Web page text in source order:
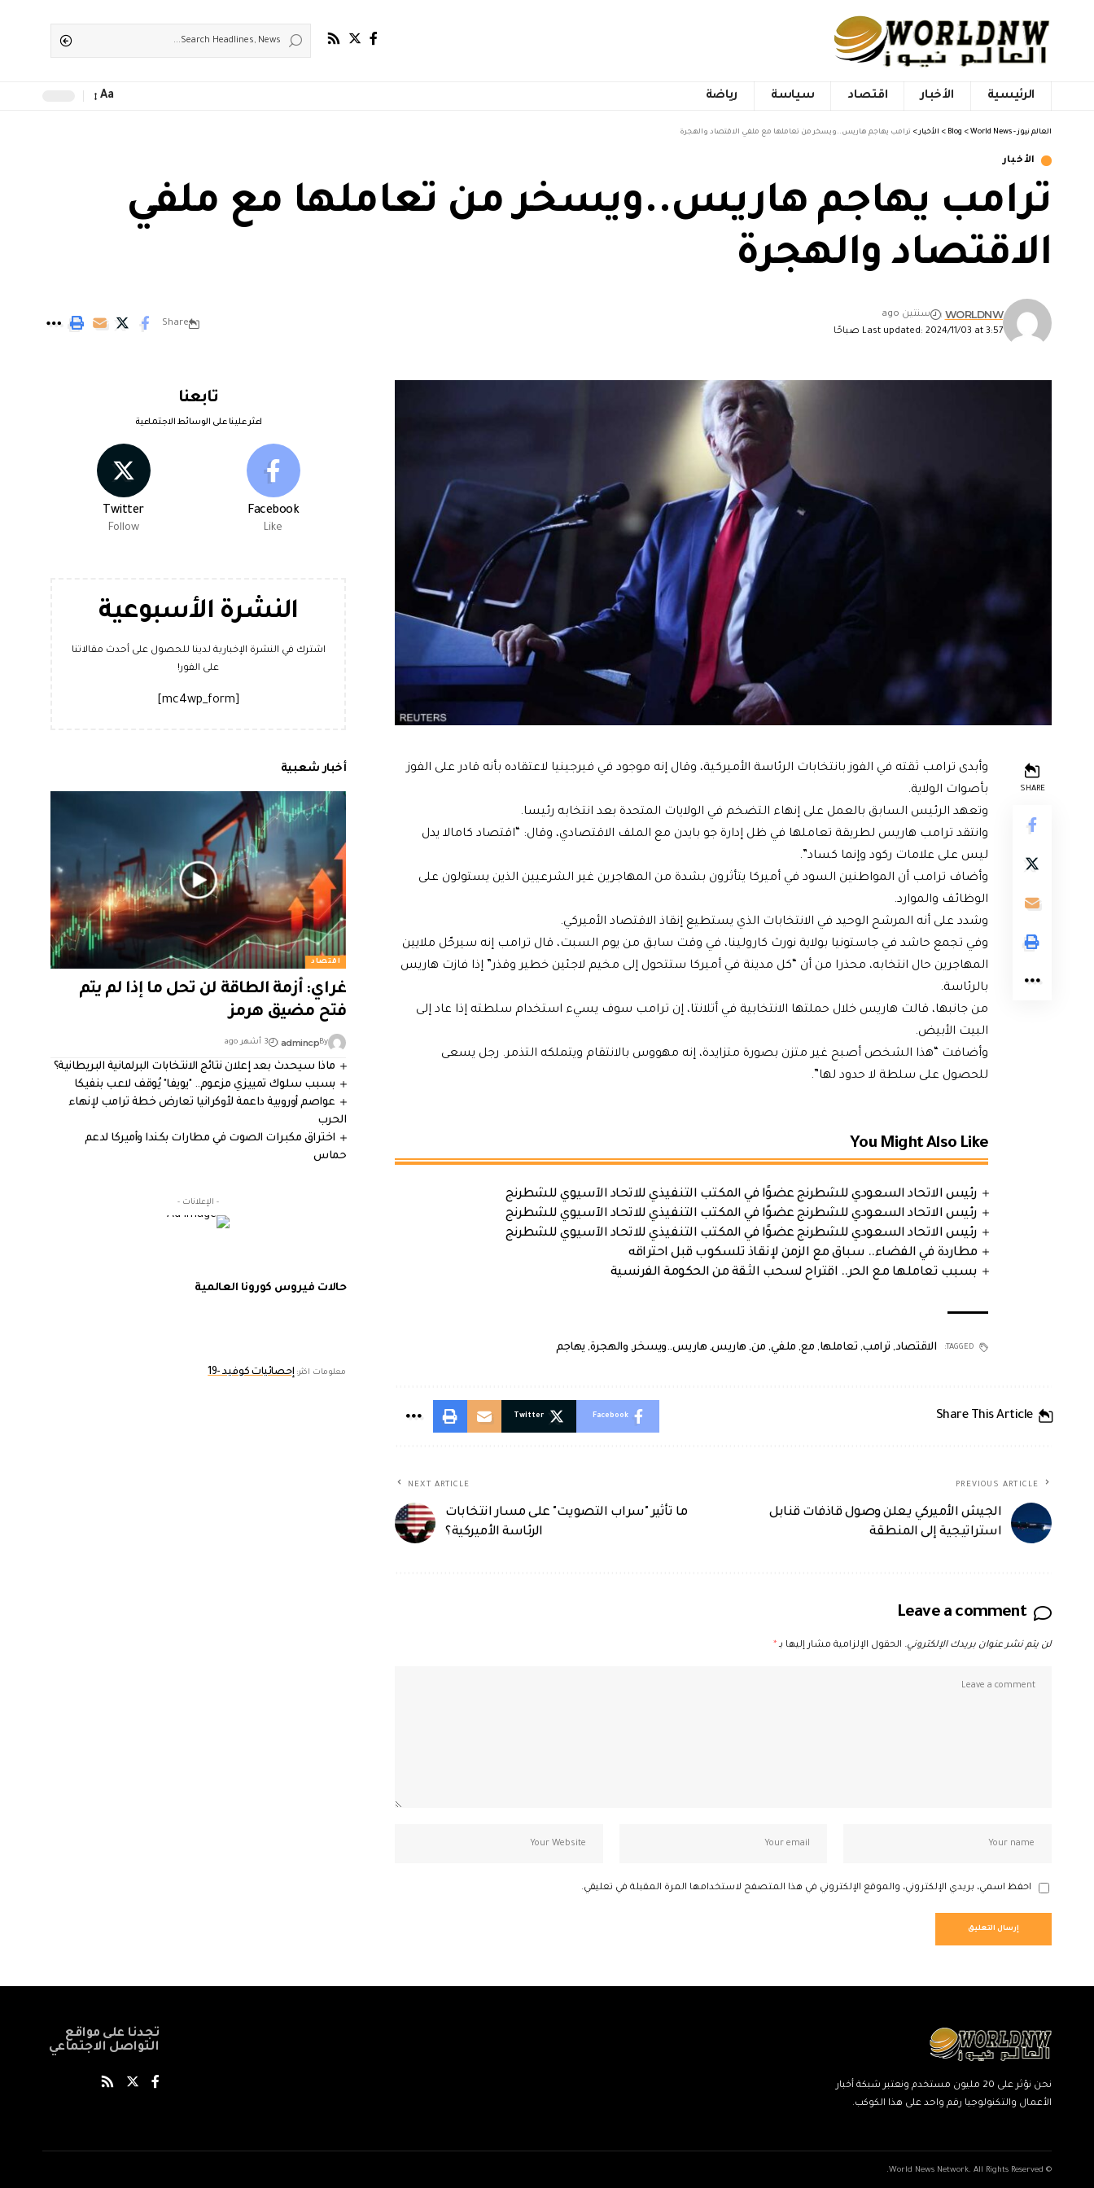
الرئيسية الأخبار اقتصاد سياسة رياضة Aa
العالم نيوز - World News >
Blog
> الأخبار > ترامب يهاجم هاريس..ويسخر من تعاملها مع ملفي الاقتصاد والهجرة
الأخبار
ترامب يهاجم هاريس..ويسخر من تعاملها مع ملفي
الاقتصاد والهجرة
Last updated: 2024/11/03 at 3:57 صباحًا
WORLDNW
سنتين ago
Share
SHARE
وأبدى ترامب ثقته في الفوز بانتخابات الرئاسة الأميركية، وقال إنه موجود في فيرجينيا لاعتقاده بأنه قادر على الفوز
بأصوات الولاية.
وتعهد الرئيس السابق بالعمل على إنهاء التضخم في الولايات المتحدة بعد انتخابه رئيسا.
وانتقد ترامب هاريس لطريقة تعاملها في ظل إدارة جو بايدن مع الملف الاقتصادي، وقال: “اقتصاد كامالا يدل
ليس على علامات ركود وإنما كساد”.
وأضاف ترامب أن المواطنين السود في أميركا يتأثرون بشدة من المهاجرين غير الشرعيين الذين يستولون على
الوظائف والموارد.
وشدد على أنه المرشح الوحيد في الانتخابات الذي يستطيع إنقاذ الاقتصاد الأميركي.
وفي تجمع حاشد في جاستونيا بولاية نورث كارولينا، في وقت سابق من يوم السبت، قال ترامب إنه سيرحّل ملايين
المهاجرين حال انتخابه، محذرا من أن “كل مدينة في أميركا ستتحول إلى مخيم لاجئين خطير وقذر” إذا فازت هاريس
بالرئاسة.
من جانبها، قالت هاريس خلال حملتها الانتخابية في أتلانتا، إن ترامب سوف يسيء استخدام سلطته إذا عاد إلى
البيت الأبيض.
وأضافت “هذا الشخص أصبح غير متزن بصورة متزايدة، إنه مهووس بالانتقام ويتملكه التذمر. رجل يسعى
للحصول على سلطة لا حدود لها”.
You Might Also Like
رئيس الاتحاد السعودي للشطرنج عضوًا في المكتب التنفيذي للاتحاد الآسيوي للشطرنج
رئيس الاتحاد السعودي للشطرنج عضوًا في المكتب التنفيذي للاتحاد الآسيوي للشطرنج
رئيس الاتحاد السعودي للشطرنج عضوًا في المكتب التنفيذي للاتحاد الآسيوي للشطرنج
مطاردة في الفضاء.. سباق مع الزمن لإنقاذ تلسكوب قبل احتراقه
بسبب تعاملها مع الحر.. اقتراح لسحب الثقة من الحكومة الفرنسية
TAGGED: الاقتصاد, ترامب, تعاملها, مع, ملفي, من, هاريس, هاريس..ويسخر, والهجرة, يهاجم
Share This Article
Facebook
Twitter
PREVIOUS ARTICLE
الجيش الأميركي يعلن وصول قاذفات قنابل
استراتيجية إلى المنطقة
NEXT ARTICLE
ما تأثير "سراب التصويت" على مسار انتخابات
الرئاسة الأميركية؟
Leave a comment
لن يتم نشر عنوان بريدك الإلكتروني. الحقول الإلزامية مشار إليها بـ*
احفظ اسمي، بريدي الإلكتروني، والموقع الإلكتروني في هذا المتصفح لاستخدامها المرة المقبلة في تعليقي.
تابعنا
اعثر علينا على الوسائط الاجتماعية
Facebook
Like
Twitter
Follow
النشرة الأسبوعية
اشترك في النشرة الإخبارية لدينا للحصول على أحدث مقالاتنا
على الفور!
[mc4wp_form]
أخبار شعبية
اقتصاد
غراي: أزمة الطاقة لن تحل ما إذا لم يتم
فتح مضيق هرمز
By
admincp 3 أشهر ago
ماذا سيحدث بعد إعلان نتائج الانتخابات البرلمانية البريطانية؟
بسبب سلوك تمييزي مزعوم.. "يويفا" يُوقف لاعب بنفيكا
عواصم أوروبية داعمة لأوكرانيا تعارض خطة ترامب لإنهاء
الحرب
اختراق مكبرات الصوت في مطارات بكندا وأميركا لدعم
حماس
- الإعلانات -
حالات فيروس كورونا العالمية
معلومات اكثر: إحصائيات كوفيد -19
نحن نؤثر على 20 مليون مستخدم ونعتبر شبكة أخبار
الأعمال والتكنولوجيا رقم واحد على هذا الكوكب.
تجدنا على مواقع
التواصل الاجتماعي
© World News Network. All Rights Reserved.